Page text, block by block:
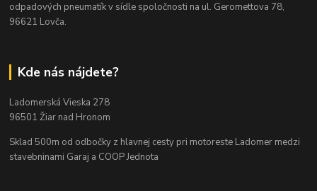
odpadových pneumatík v sídle spoločnosti na ul. Geromettova 78,
96621 Lovča.
Kde nás nájdete?
Ladomerská Vieska 278
96501 Žiar nad Hronom
Sklad 500m od odbočky z hlavnej cesty pri motoreste Ladomer medzi
stavebninami Garaj a COOP Jednota